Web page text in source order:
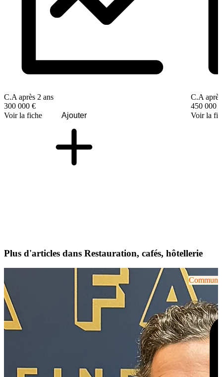
C.A après 2 ans
300 000 €
Voir la fiche
Ajouter
C.A
450 000 €
Voir la
Plus d'articles dans Restauration, cafés, hôtellerie